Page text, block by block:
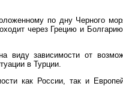
по дну Черного
через Грецию и
виду зависимости от
в Турции.
как России, так и